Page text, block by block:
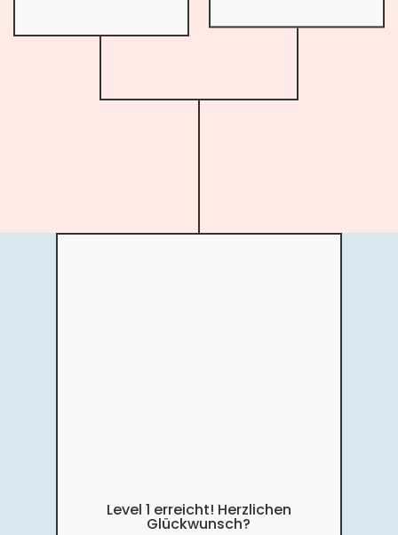
Level 1 erreicht! Herzlichen
Glückwunsch?